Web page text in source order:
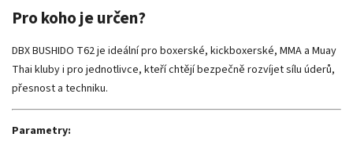
Pro koho je určen?
DBX BUSHIDO T62 je ideální pro boxerské, kickboxerské, MMA a Muay
Thai kluby i pro jednotlivce, kteří chtějí bezpečně rozvíjet sílu úderů,
přesnost a techniku.
Parametry: